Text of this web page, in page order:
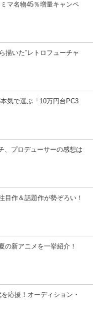
マ名物45％増量キャンペ
描いた”レトロフューチャ
気で選ぶ「10万円台PC3
、プロデューサーの感想は
目作＆話題作が勢ぞろい！
の新アニメを一挙紹介！
応援！オーディション・